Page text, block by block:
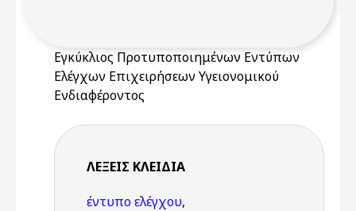
Εγκύκλιος Προτυποποιημένων Εντύπων
Ελέγχων Επιχειρήσεων Υγειονομικού
Ενδιαφέροντος
ΛΈΞΕΙΣ KΛΕΙΔΙΆ
έντυπο ελέγχου,